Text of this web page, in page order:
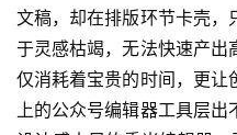
文稿，却在排版环节卡壳，
于灵感枯竭，无法快速产出
仅消耗着宝贵的时间，更让
上的公众号编辑器工具层出